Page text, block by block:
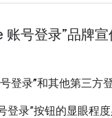
账号登录”品牌
登录”和其他第三方
登录”按钮的显眼程